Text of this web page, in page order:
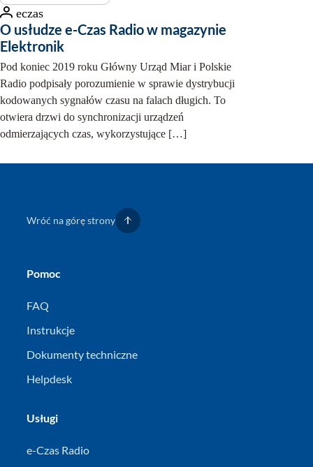
eczas
O usłudze e-Czas Radio w magazynie
Elektronik
Pod koniec 2019 roku Główny Urząd Miar i Polskie
Radio podpisały porozumienie w sprawie dystrybucji
kodowanych sygnałów czasu na falach długich. To
otwiera drzwi do synchronizacji urządzeń
odmierzających czas, wykorzystujące […]
Wróć na górę strony
Pomoc
FAQ
Instrukcje
Dokumenty techniczne
Helpdesk
Usługi
e-Czas Radio